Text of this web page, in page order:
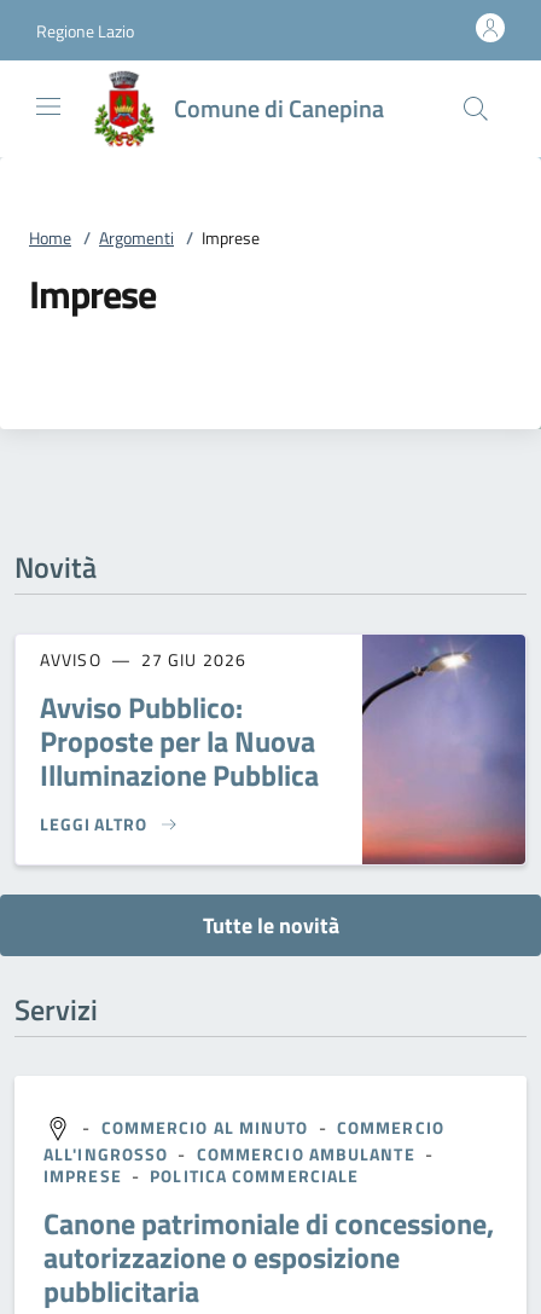
Regione Lazio
Comune di Canepina
Home / Argomenti / Imprese
Imprese
Novità
AVVISO 27 GIU 2026
Avviso Pubblico:
Proposte per la Nuova
Illuminazione Pubblica
LEGGI ALTRO
AVVISO PUBBLICO: PROPOSTE PER LA NUOVA
Tutte le novità
Servizi
- COMMERCIO AL MINUTO - COMMERCIO
ALL'INGROSSO - COMMERCIO AMBULANTE -
IMPRESE - POLITICA COMMERCIALE
Canone patrimoniale di concessione,
autorizzazione o esposizione
pubblicitaria